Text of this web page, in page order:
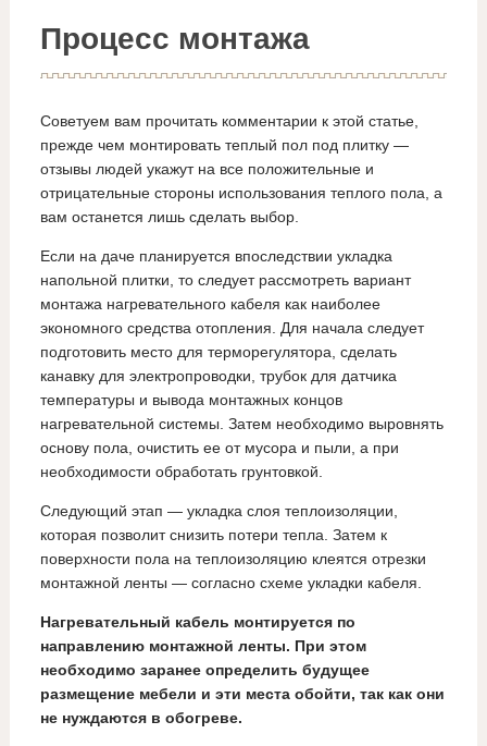
Процесс монтажа
Советуем вам прочитать комментарии к этой статье,
прежде чем монтировать теплый пол под плитку —
отзывы людей укажут на все положительные и
отрицательные стороны использования теплого пола, а
вам останется лишь сделать выбор.
Если на даче планируется впоследствии укладка
напольной плитки, то следует рассмотреть вариант
монтажа нагревательного кабеля как наиболее
экономного средства отопления. Для начала следует
подготовить место для терморегулятора, сделать
канавку для электропроводки, трубок для датчика
температуры и вывода монтажных концов
нагревательной системы. Затем необходимо выровнять
основу пола, очистить ее от мусора и пыли, а при
необходимости обработать грунтовкой.
Следующий этап — укладка слоя теплоизоляции,
которая позволит снизить потери тепла. Затем к
поверхности пола на теплоизоляцию клеятся отрезки
монтажной ленты — согласно схеме укладки кабеля.
Нагревательный кабель монтируется по
направлению монтажной ленты. При этом
необходимо заранее определить будущее
размещение мебели и эти места обойти, так как они
не нуждаются в обогреве.